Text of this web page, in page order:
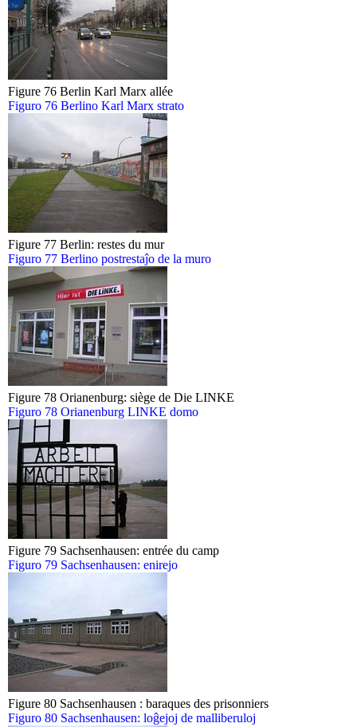
Figure 76 Berlin Karl Marx allée
Figuro 76 Berlino Karl Marx strato
Figure 77 Berlin: restes du mur
Figuro 77 Berlino postrestaĵo de la muro
Figure 78 Orianenburg: siège de Die LINKE
Figuro 78 Orianenburg LINKE domo
Figure 79 Sachsenhausen: entrée du camp
Figuro 79 Sachsenhausen: enirejo
Figure 80 Sachsenhausen : baraques des prisonniers
Figuro 80 Sachsenhausen: loĝejoj de malliberuloj